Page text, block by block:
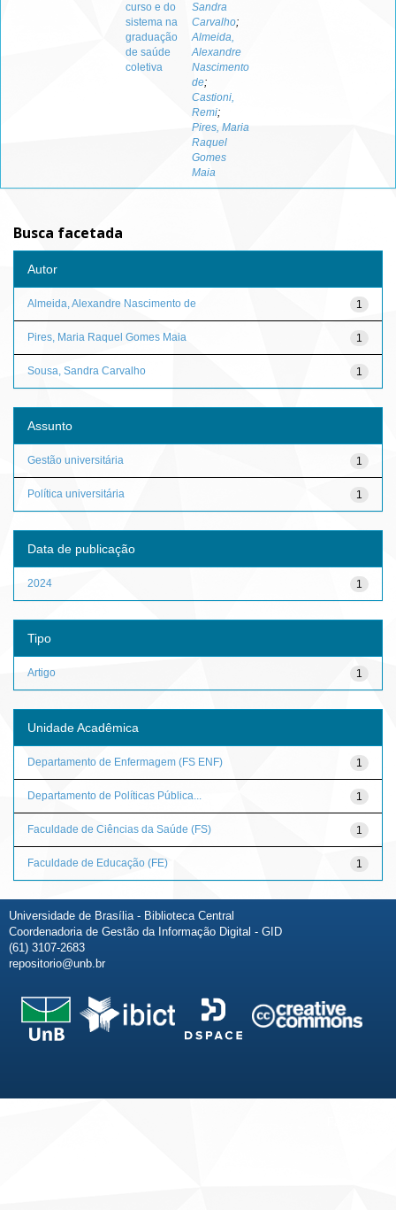
curso e do
sistema na
graduação
de saúde
coletiva
Sandra
Carvalho;
Almeida,
Alexandre
Nascimento
de;
Castioni,
Remi;
Pires, Maria
Raquel
Gomes
Maia
Busca facetada
Autor
1
Almeida, Alexandre Nascimento de
1
Pires, Maria Raquel Gomes Maia
1
Sousa, Sandra Carvalho
Assunto
1
Gestão universitária
1
Política universitária
Data de publicação
1
2024
Tipo
1
Artigo
Unidade Acadêmica
1
Departamento de Enfermagem (FS ENF)
1
Departamento de Políticas Pública...
1
Faculdade de Ciências da Saúde (FS)
1
Faculdade de Educação (FE)
Universidade de Brasília - Biblioteca Central
Coordenadoria de Gestão da Informação Digital - GID
(61) 3107-2683
repositorio@unb.br